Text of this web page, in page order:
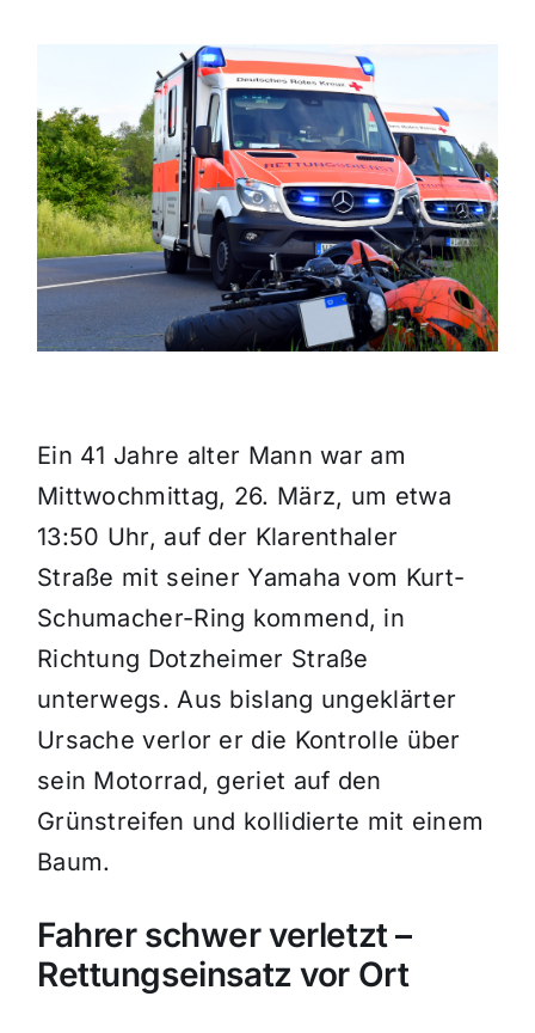
Verkehrsmeldungen
Polizeimeldungen
Themen und Termine
Gewinnspiele
Ein 41 Jahre alter Mann war am
Mittwochmittag, 26. März, um etwa
13:50 Uhr, auf der Klarenthaler
Straße mit seiner Yamaha vom Kurt-
Schumacher-Ring kommend, in
Richtung Dotzheimer Straße
unterwegs. Aus bislang ungeklärter
Ursache verlor er die Kontrolle über
sein Motorrad, geriet auf den
Grünstreifen und kollidierte mit einem
Baum.
Fahrer schwer verletzt –
Rettungseinsatz vor Ort